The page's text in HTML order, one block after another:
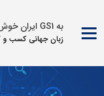
به GS1 ایران خوش آمدید
زبان جهانی كسب و